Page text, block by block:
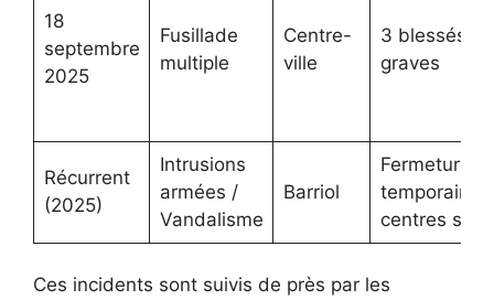
18
septembre
2025
Fusillade
multiple
Centre-
ville
3 blessés
graves
Récurrent
(2025)
Intrusions
armées /
Vandalisme
Barriol
Fermeture
temporaire
centres
Ces incidents sont suivis de près par les